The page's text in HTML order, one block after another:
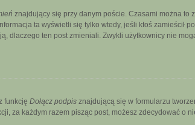
znajdujący się przy danym poście. Czasami można to
ta wyświetli się tylko wtedy, jeśli ktoś zamieścił
dlaczego ten post zmieniali. Zwykli użytkownicy nie
funkcję Dołącz podpis znajdującą się w formularzu
za każdym razem pisząc post, możesz zdecydować o